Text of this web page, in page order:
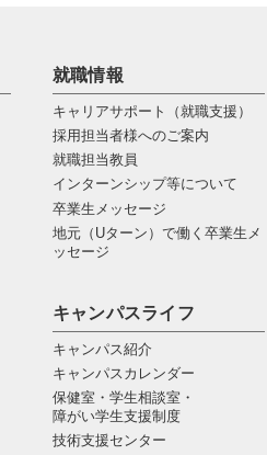
就職情報
キャリアサポート（就職支援）
採用担当者様へのご案内
就職担当教員
インターンシップ等について
卒業生メッセージ
地元（Uターン）で働く卒業生メ
ッセージ
キャンパスライフ
キャンパス紹介
キャンパスカレンダー
保健室・学生相談室・
障がい学生支援制度
技術支援センター